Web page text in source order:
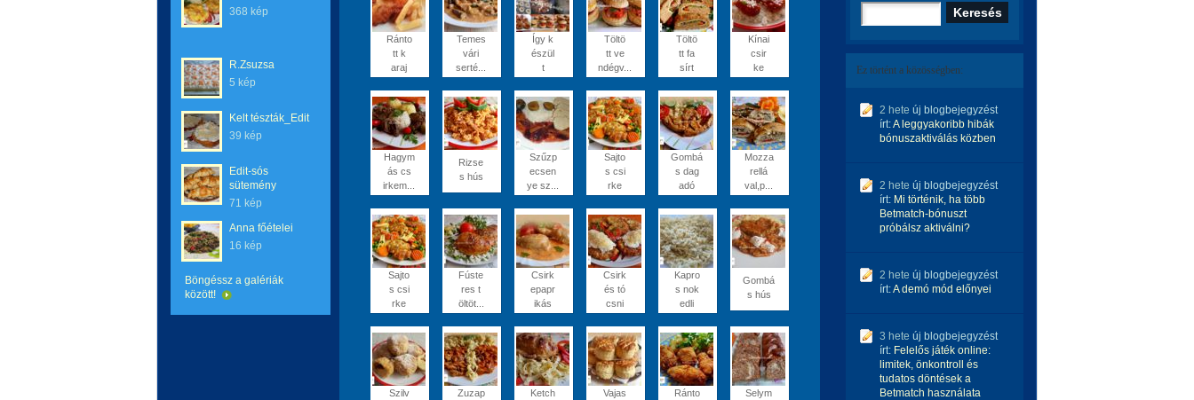
368 kép
R.Zsuzsa
5 kép
Kelt tészták_Edit
39 kép
Edit-sós
sütemény
71 kép
Anna főételei
16 kép
Böngéssz a galériák
között!
Ránto
tt k
araj
Temes
vári
serté...
Így k
észül
t
Töltö
tt ve
ndégv...
Töltö
tt fa
sírt
Kínai
csir
ke
Hagym
ás cs
irkem...
Rizse
s hús
Szűzp
ecsen
ye sz...
Sajto
s csi
rke
Gombá
s dag
adó
Mozza
rellá
val,p...
Sajto
s csi
rke
Fúste
res t
öltöt...
Csirk
epapr
ikás
Csirk
és tó
csni
Kapro
s nok
edli
Gombá
s hús
Szilv
Zuzap
Ketch
Vajas
Ránto
Selym
Ez történt a közösségben:
2 hete új blogbejegyzést
írt:A leggyakoribb hibák
bónuszaktiválás közben
2 hete új blogbejegyzést
írt: Mi történik, ha több
Betmatch-bónuszt
próbálsz aktiválni?
2 hete új blogbejegyzést
írt:A demó mód előnyei
3 hete új blogbejegyzést
írt: Felelős játék online:
limitek, önkontroll és
tudatos döntések a
Betmatch használata